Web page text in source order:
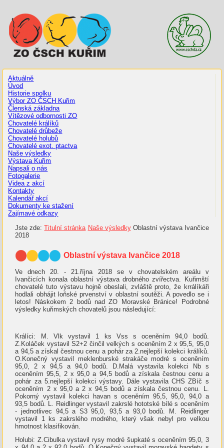
Aktuálně
Úvod
Historie spolku
Výbor ZO ČSCH Kuřim
Členská základna
Vítězové odbornosti ZO
Chovatelé králíků
Chovatelé drůbeže
Chovatelé holubů
Chovatelé exot. ptactva
Naše výsledky
Výstava Kuřim
Napsali o nás
Fotogalerie
Videa z akcí
Kontakty
Kalendář akcí
Dokumenty ke stažení
Zajímavé odkazy
Jste zde:Titulní stránka Naše výsledky Oblastní výstava Ivančice
2018
Oblastní výstava Ivančice 2018
Ve dnech 20. - 21.října 2018 se v chovatelském areálu v
Ivančicích konala oblastní výstava drobného zvířectva. Kuřimští
chovatelé tuto výstavu hojně obeslali, zvláště proto, že krrálíkáři
hodlali obhájit loňské prvenství v oblastní soutěži. A povedlo se i
letos! Náskokem 2 bodů nad ZO Moravské Bránice! Podrobné
výsledky kuřimských chovatelů jsou následující:
Králíci: M. Vlk vystavil 1 ks Vss s oceněním 94,0 bodů.
Z.Koláček vystavil S2+2 činčil velkých s oceněním 2 x 95,5, 95,0
a 94,5 a získal čestnou cenu a pohár za 2.nejlepší kolekci králíků.
O.Konečný vystavil meklenburské strakáče modré s oceněním
95,0, 2 x 94,5 a 94,0 bodů. D.Malá vystavila kolekci Nb s
oceněním 95,5, 2 x 95,0 a 94,5 bodů a získala čestnou cenu a
pohár za 5.nejlepší kolekci výstavy. Dále vystavila CHS ZBíč s
oceněním 2 x 95,0 a 2 x 94,5 bodů a získala čestnou cenu. L.
Pokorný vystavil kolekci havan s oceněním 95,5, 95,0, 94,0 a
93,5 bodů. L. Reidlinger vystavil zakrslé hototské bílé s oceněním
- jednotlivec 94,5 a S3 95,0, 93,5 a 93,0 bodů. M. Reidlinger
vystavil 1 ks zakrslého modrého, který však nebyl pro velkou
hmotnost klasifikován.
Holubi: Z.Cibulka vystavil rysy modré šupkaté s oceněním 95,0, 3